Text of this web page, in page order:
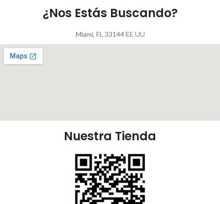
¿Nos Estás Buscando?
Miami, FL 33144 EE.UU
Nuestra Tienda